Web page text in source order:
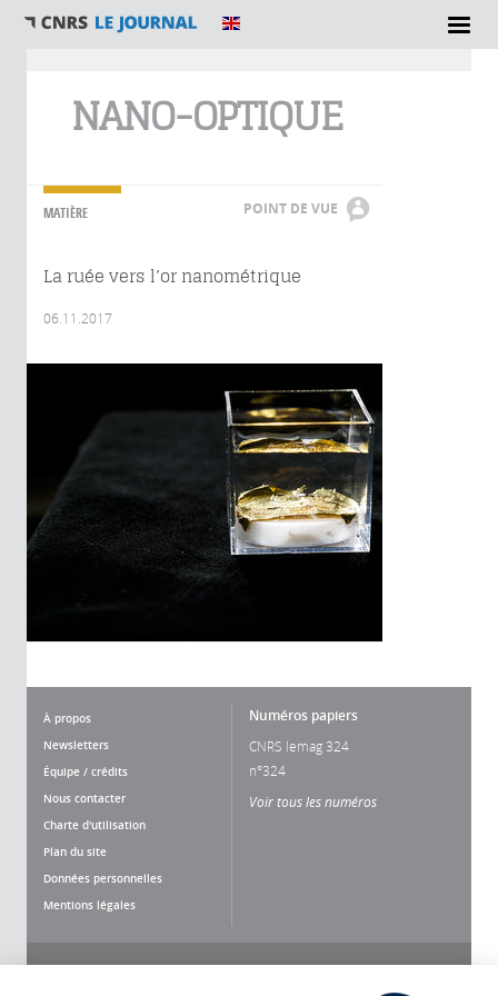
NANO-OPTIQUE
MATIÈRE POINT DE VUE
La ruée vers l’or nanométrique
06.11.2017
À propos
Newsletters
Équipe / crédits
Nous contacter
Charte d'utilisation
Plan du site
Données personnelles
Mentions légales
Numéros papiers
CNRS lemag 324
n°324
Voir tous les numéros